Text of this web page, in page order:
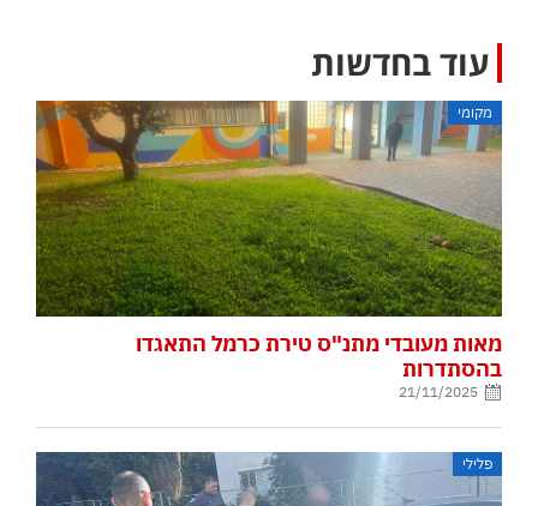
עוד בחדשות
מקומי
מאות מעובדי מתנ"ס טירת כרמל התאגדו
בהסתדרות
21/11/2025
פלילי